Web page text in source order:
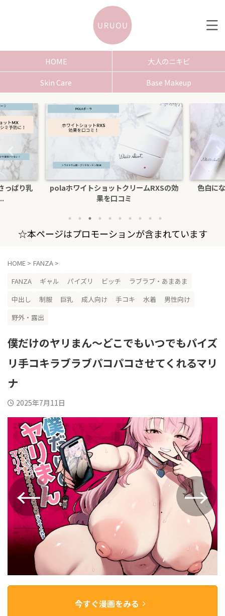
HOME
大人のニキビ
Skin Care
Base Makeup
っぱり乳
polaホワイトショットクリームRXSの効
果を口コミ
色白に
☆本ページはプロモーションが含まれています
HOME > FANZA >
FANZA
ギャル パイズリ ビッチ
ラブラブ・あまあま
中出し
制服 巨乳 成人向け 手コキ 水着
男性向け
野外・露出
僕だけのヤリまん〜どこでもいつでもパイズ
リ手コキラブラブパコパコさせてくれるマリ
ナ
2025年7月11日
今すぐ漫画をみる